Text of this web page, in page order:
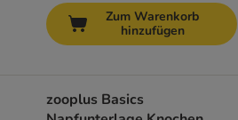
Zum Warenkorb
hinzufügen
zooplus Basics